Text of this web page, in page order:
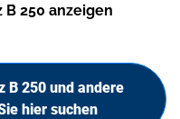
250 anzeigen
B 250 und andere
hier suchen